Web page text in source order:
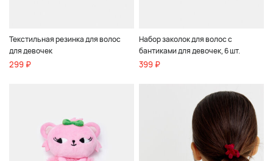
Текстильная резинка для волос
для девочек
299 ₽
Набор заколок для волос с
бантиками для девочек, 6 шт.
399 ₽